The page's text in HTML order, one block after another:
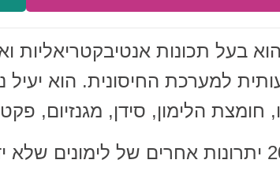
הוא בעל תכונות אנטיבקטריאליות
למערכת החיסונית. הוא יעיל